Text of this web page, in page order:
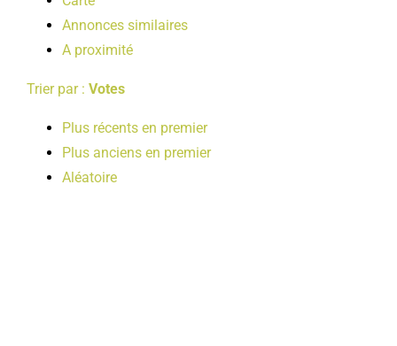
Annonces similaires
A proximité
Trier par : Votes
Plus récents en premier
Plus anciens en premier
Aléatoire